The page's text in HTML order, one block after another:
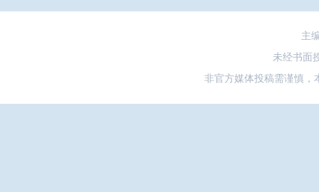
主
未经书面
非官方媒体投稿需谨慎，